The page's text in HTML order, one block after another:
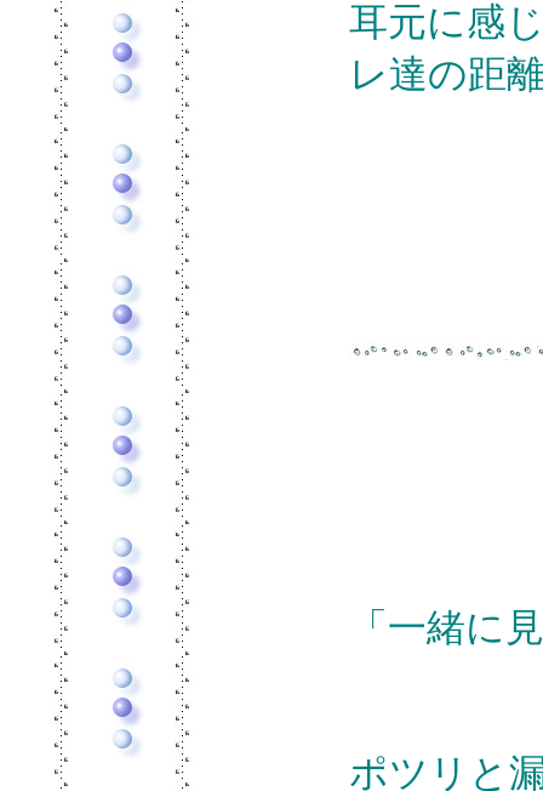
耳元に感
レ達の距
「一緒に
ポツリと